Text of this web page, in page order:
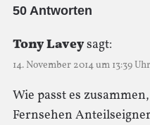
50 Antworten
Tony Laveysagt:
14. November 2014 um 13:39 Uhr
Wie passt es
Fernsehen